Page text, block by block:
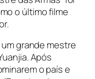
o último filme
grande mestre
Após
o país e